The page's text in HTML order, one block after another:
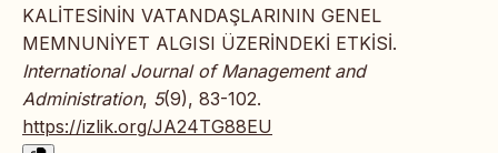
KALİTESİNİN VATANDAŞLARININ GENEL
MEMNUNİYET ALGISI ÜZERİNDEKİ ETKİSİ.
International Journal of Management and
Administration, 5(9), 83-102.
https://izlik.org/JA24TG88EU